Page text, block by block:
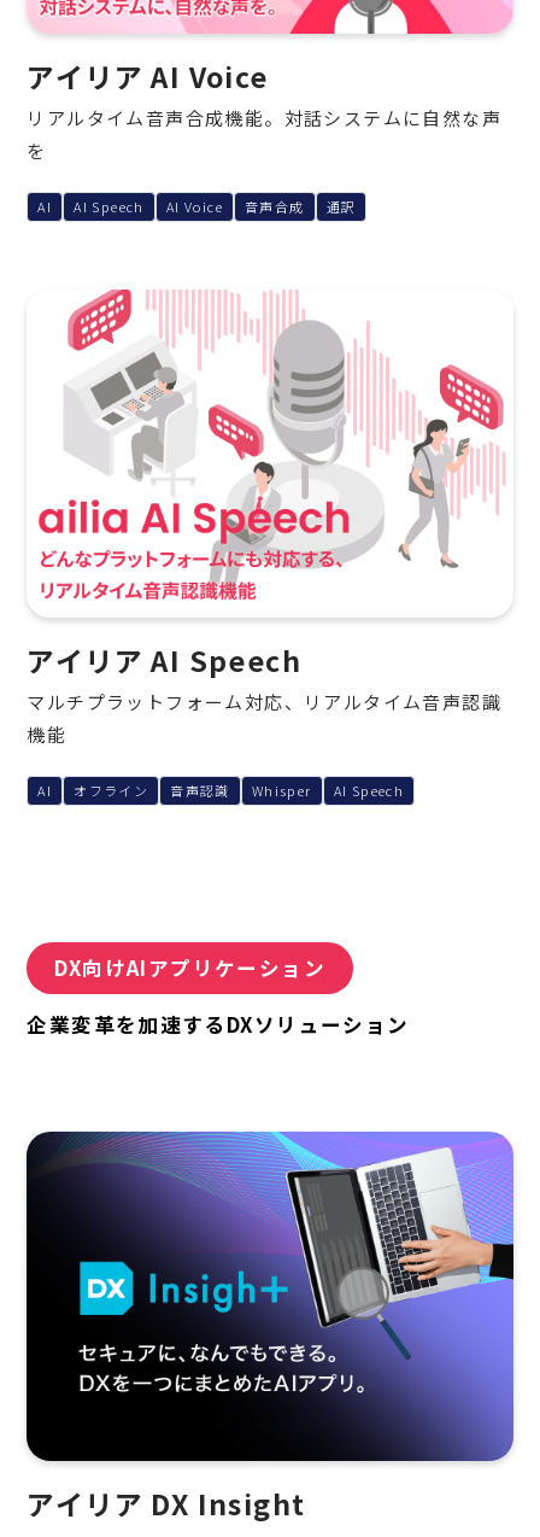
アイリア AI Voice
リアルタイム音声合成機能。対話システムに自然な声
を
AI AI Speech AI Voice 音声合成 通訳
アイリア AI Speech
マルチプラットフォーム対応、リアルタイム音声認識
機能
AI オフライン 音声認識 Whisper AI Speech
DX向けAIアプリケーション
企業変革を加速するDXソリューション
アイリア DX Insight